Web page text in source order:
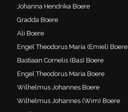
Johanna Hendrika Boere
Gradda Boere
Ali Boere
Engel Theodorus Maria (Emiel) Boere
Bastiaan Cornelis (Bas) Boere
Engel Theodorus Maria Boere
Wilhelmus Johannes Boere
Wilhelmus Johannes (Wim) Boere